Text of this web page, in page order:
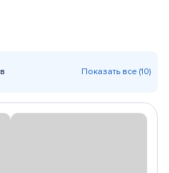
Показать все (10)